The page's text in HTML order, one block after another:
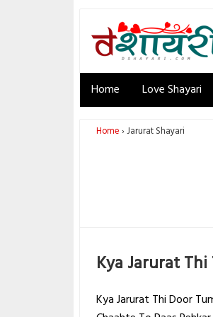
Home Love Shayari
Home Jarurat Shayari
Kya Jarurat
Kya Jarurat Thi Door